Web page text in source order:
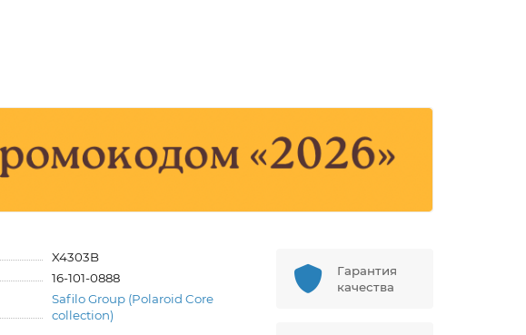
X4303B
16-101-0888
Safilo Group (Polaroid Core
collection)
Гарантия
качества